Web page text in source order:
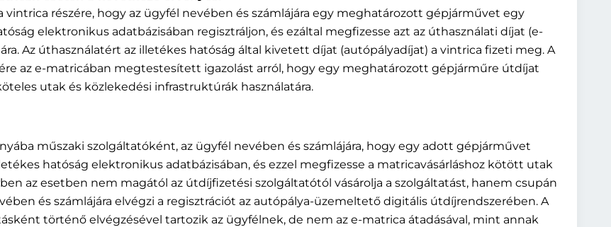
vintrica részére, hogy az ügyfél nevében és számlájára egy meghatározott gépjárművet egy
elektronikus adatbázisában regisztráljon, és ezáltal megfizesse azt az úthasználati díjat (e-
Az úthasználatért az illetékes hatóság által kivetett díjat (autópályadíjat) a vintrica fizeti meg. A
az e-matricában megtestesített igazolást arról, hogy egy meghatározott gépjárműre útdíjat
utak és közlekedési infrastruktúrák használatára.
műszaki szolgáltatóként, az ügyfél nevében és számlájára, hogy egy adott gépjárművet
hatóság elektronikus adatbázisában, és ezzel megfizesse a matricavásárláshoz kötött utak
az esetben nem magától az útdíjfizetési szolgáltatótól vásárolja a szolgáltatást, hanem csupán
és számlájára elvégzi a regisztrációt az autópálya-üzemeltető digitális útdíjrendszerében. A
történő elvégzésével tartozik az ügyfélnek, de nem az e-matrica átadásával, mint annak